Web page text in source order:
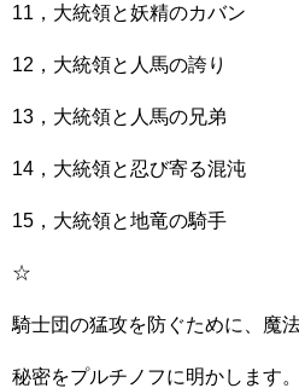
11，大統領と妖精のカバン
12，大統領と人馬の誇り
13，大統領と人馬の兄弟
14，大統領と忍び寄る混沌
15，大統領と地竜の騎手
☆
騎士団の猛攻を防ぐために、魔
秘密をプルチノフに明かします。